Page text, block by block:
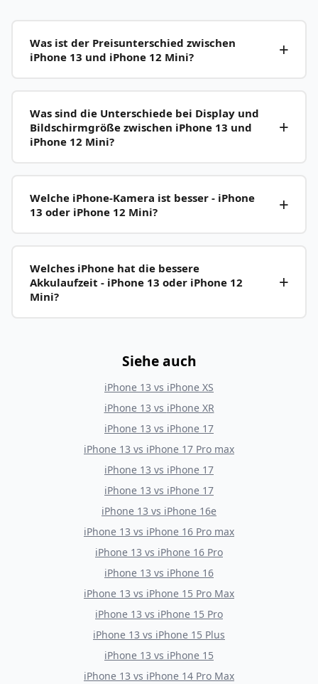
Was ist der Preisunterschied zwischen
iPhone 13 und iPhone 12 Mini?
Was sind die Unterschiede bei Display und
Bildschirmgröße zwischen iPhone 13 und
iPhone 12 Mini?
Welche iPhone-Kamera ist besser - iPhone
13 oder iPhone 12 Mini?
Welches iPhone hat die bessere
Akkulaufzeit - iPhone 13 oder iPhone 12
Mini?
Siehe auch
iPhone 13 vs iPhone XS
iPhone 13 vs iPhone XR
iPhone 13 vs iPhone 17
iPhone 13 vs iPhone 17 Pro max
iPhone 13 vs iPhone 17
iPhone 13 vs iPhone 17
iPhone 13 vs iPhone 16e
iPhone 13 vs iPhone 16 Pro max
iPhone 13 vs iPhone 16 Pro
iPhone 13 vs iPhone 16
iPhone 13 vs iPhone 15 Pro Max
iPhone 13 vs iPhone 15 Pro
iPhone 13 vs iPhone 15 Plus
iPhone 13 vs iPhone 15
iPhone 13 vs iPhone 14 Pro Max